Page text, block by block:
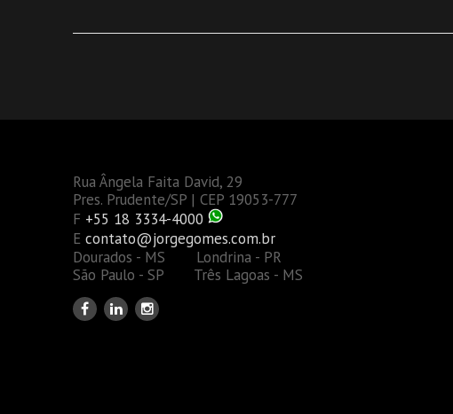
Rua Ângela Faita David, 29
Pres. Prudente/SP | CEP 19053-777
F +55 18 3334-4000
E contato@jorgegomes.com.br
Dourados - MS Londrina - PR
São Paulo - SP Três Lagoas - MS